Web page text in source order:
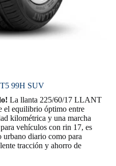
99H SUV
La llanta 225/60/17 LLANT
equilibrio óptimo entre
kilométrica y una marcha
vehículos con rin 17, es
urbano diario como para
tracción y ahorro de